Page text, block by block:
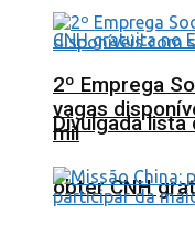
Divulgada
obter CNH
2º Emprega
vagas
mil